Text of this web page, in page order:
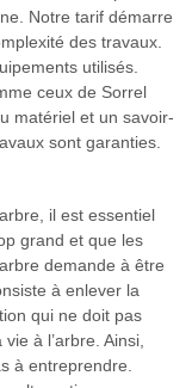
Notre tarif démarre
des travaux.
utilisés.
ceux de Sorrel
matériel et un savoir-
sont garanties.
il est essentiel
grand et que les
demande à être
à enlever la
qui ne doit pas
à l’arbre. Ainsi,
à entreprendre.